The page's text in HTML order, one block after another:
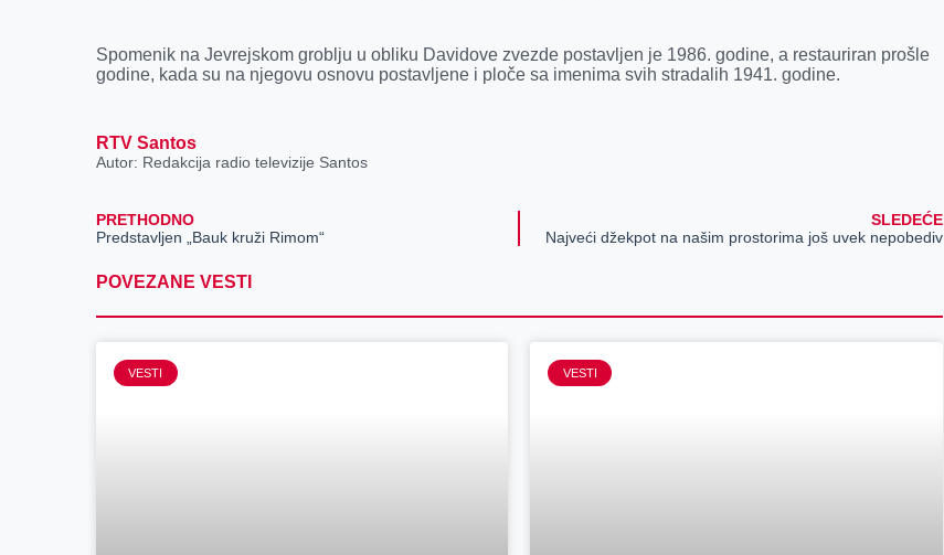
Spomenik na Jevrejskom groblju u obliku Davidove zvezde postavljen je 1986. godine, a restauriran prošle
godine, kada su na njegovu osnovu postavljene i ploče sa imenima svih stradalih 1941. godine.
RTV Santos
Autor: Redakcija radio televizije Santos
PRETHODNO
Predstavljen „Bauk kruži Rimom“
SLEDEĆE
Najveći džekpot na našim prostorima još uvek nepobediv
POVEZANE VESTI
VESTI VESTI